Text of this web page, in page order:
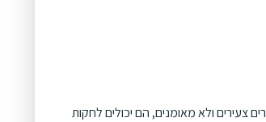
צעירים ולא מאומנים, הם יכולים לחקות